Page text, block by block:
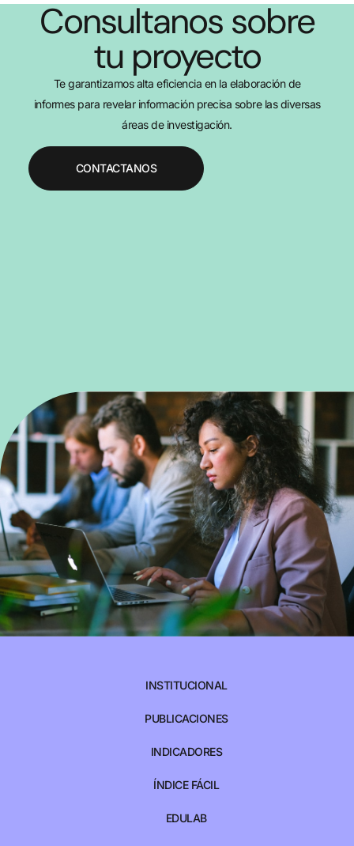
Consultanos sobre
tu proyecto
Te garantizamos alta eficiencia en la elaboración de
informes para revelar información precisa sobre las diversas
áreas de investigación.
CONTACTANOS
INSTITUCIONAL
PUBLICACIONES
INDICADORES
ÍNDICE FÁCIL
EDULAB